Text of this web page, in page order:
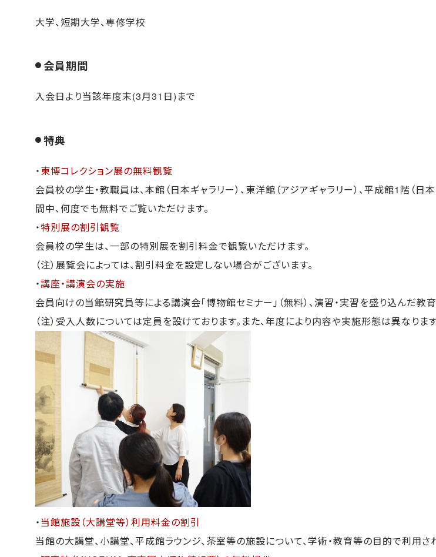
大学、短期大学、専修学校
会員期間
入会日より当該年度末(3月31日)まで
特典
・東博コレクション展の無料観覧
会員校の学生・教職員は、本館（日本ギャラリー）、東洋館（アジアギャラリー）、平成館1階（日
間中、何度でも無料でご覧いただけます。
・特別展の割引観覧
会員校の学生は、一部の特別展を割引料金で観覧いただけます。
（注）展覧会によっては、割引料金を設定しない場合がございます。
・講座・講演会の実施
会員向けの当館研究員等による講演会「博物館セミナー」（無料）、演習・実習を盛り込んだ教
（注）受入人数については定員を設けております。また、年度により内容や実施形態は異なります
・当館施設（大講堂等）利用料金の割引
当館の大講堂、小講堂、平成館ラウンジ、茶室等の施設について、学術・教育等の目的で利用さ